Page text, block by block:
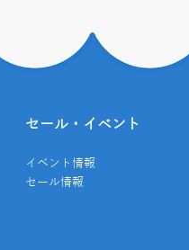
セール・イベント
イベント情報
セール情報